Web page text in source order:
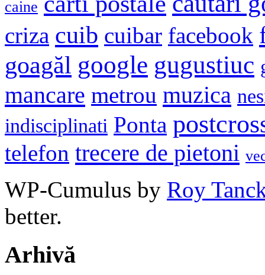
caine
criza cuib cuibar facebook
goagăl google gugustiuc
mancare metrou muzica
indisciplinati Ponta
telefon trecere de pietoni
WP-Cumulus by Roy
better.
Arhivă